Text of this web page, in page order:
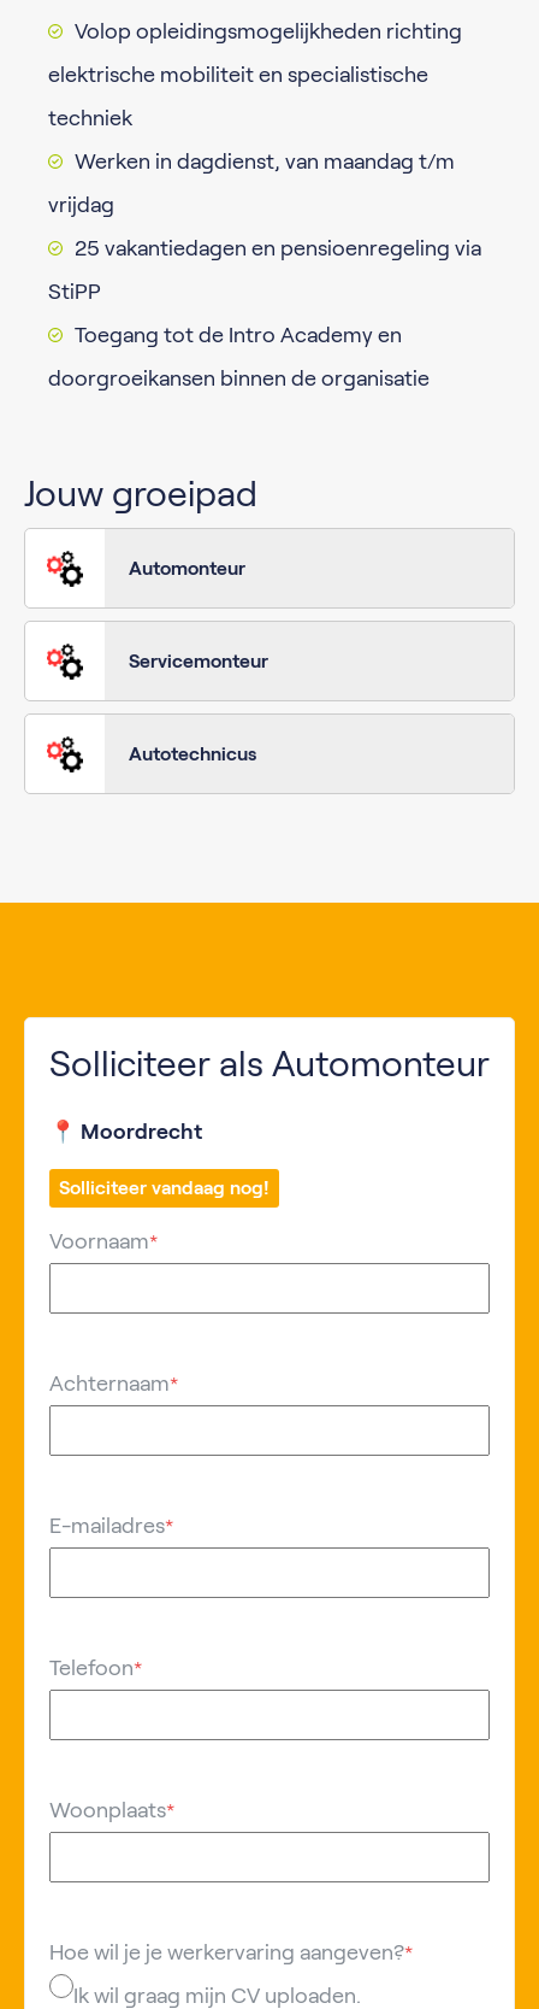
Volop opleidingsmogelijkheden richting
elektrische mobiliteit en specialistische
techniek
Werken in dagdienst, van maandag t/m
vrijdag
25 vakantiedagen en pensioenregeling via
StiPP
Toegang tot de Intro Academy en
doorgroeikansen binnen de organisatie
Jouw groeipad
Automonteur
Servicemonteur
Autotechnicus
Solliciteer als Automonteur
📍 Moordrecht
Solliciteer vandaag nog!
Voornaam*
Achternaam*
E-mailadres*
Telefoon*
Woonplaats*
Hoe wil je je werkervaring aangeven?*
Ik wil graag mijn CV uploaden.